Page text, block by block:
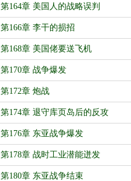
第164章 美国人的战略误判
第166章 李干的损招
第168章 美国佬要送飞机
第170章 战争爆发
第172章 炮战
第174章 退守库页岛后的反攻
第176章 东亚战争爆发
第178章 战时工业潜能迸发
第180章 东亚战争结束